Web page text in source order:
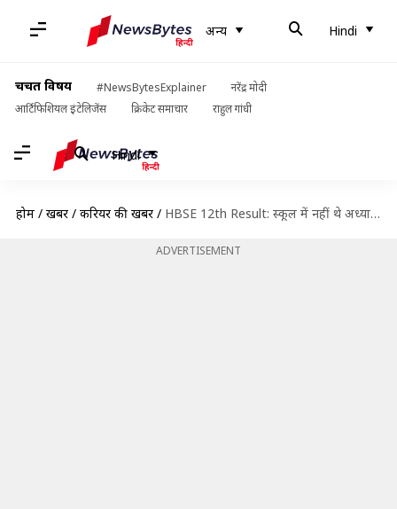
अन्य Hindi
चर्चित विषय #NewsBytesExplainer
नरेंद्र मोदी
आर्टिफिशियल इंटेलिजेंस
क्रिकेट समाचार राहुल गांधी
Hindi
होम / खबरें / करियर की खबरें / HBSE 12th Result: स्कूल में नहीं थे अध्यापक, फिर भी हरियाणा में किया प्रथम स्थान हासिल
ADVERTISEMENT